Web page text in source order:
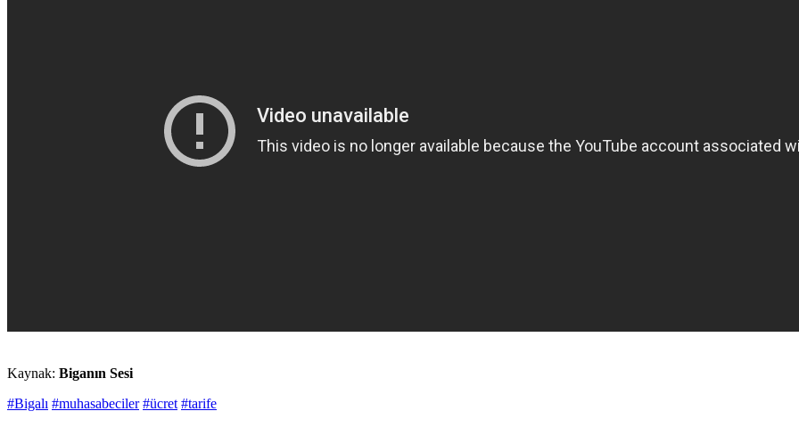
Kaynak: Biganın Sesi
#Bigalı #muhasabeciler #ücret #tarife